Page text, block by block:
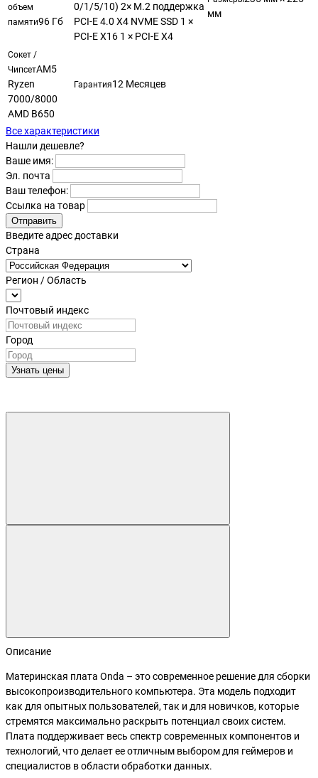
объем
памяти96 Гб
0/1/5/10) 2× M.2 поддержка
PCI-E 4.0 X4 NVME SSD 1 ×
PCI-E X16 1 × PCI-E X4
мм
Сокет /
ЧипсетAM5
Ryzen
7000/8000
AMD B650
Гарантия12 Месяцев
Все характеристики
Нашли дешевле?
Ваше имя:
Эл. почта
Ваш телефон:
Ссылка на товар
Отправить
Введите адрес доставки
Страна
Регион / Область
Почтовый индекс
Город
Узнать цены
Описание
Материнская плата Onda – это современное решение для сборки
высокопроизводительного компьютера. Эта модель подходит
как для опытных пользователей, так и для новичков, которые
стремятся максимально раскрыть потенциал своих систем.
Плата поддерживает весь спектр современных компонентов и
технологий, что делает ее отличным выбором для геймеров и
специалистов в области обработки данных.